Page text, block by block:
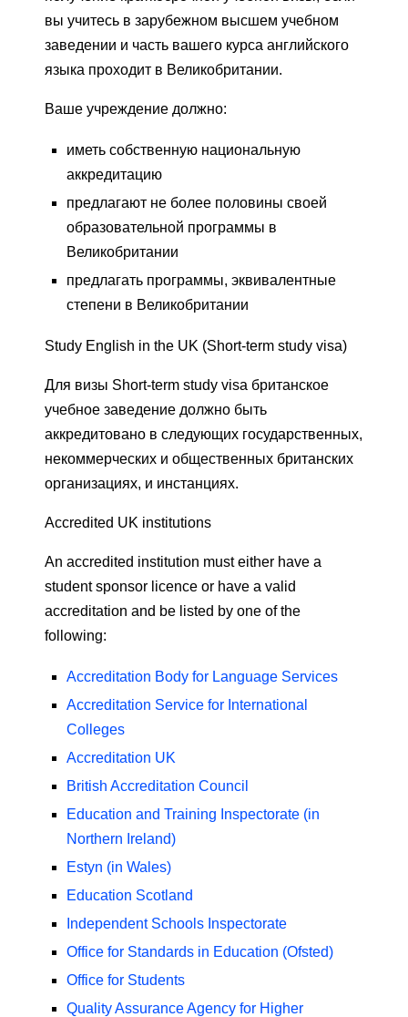
вы учитесь в зарубежном высшем учебном
заведении и часть вашего курса английского
языка проходит в Великобритании.
Ваше учреждение должно:
иметь собственную национальную
аккредитацию
предлагают не более половины своей
образовательной программы в
Великобритании
предлагать программы, эквивалентные
степени в Великобритании
Study English in the UK (Short-term study visa)
Для визы Short-term study visa британское
учебное заведение должно быть
аккредитовано в следующих государственных,
некоммерческих и общественных британских
организациях, и инстанциях.
Accredited UK institutions
An accredited institution must either have a
student sponsor licence or have a valid
accreditation and be listed by one of the
following:
Accreditation Body for Language Services
Accreditation Service for International
Colleges
Accreditation UK
British Accreditation Council
Education and Training Inspectorate (in
Northern Ireland)
Estyn (in Wales)
Education Scotland
Independent Schools Inspectorate
Office for Standards in Education (Ofsted)
Office for Students
Quality Assurance Agency for Higher